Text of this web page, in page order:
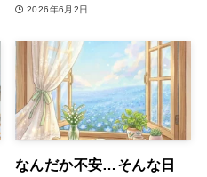
2026年6月2日
なんだか不安…そんな日